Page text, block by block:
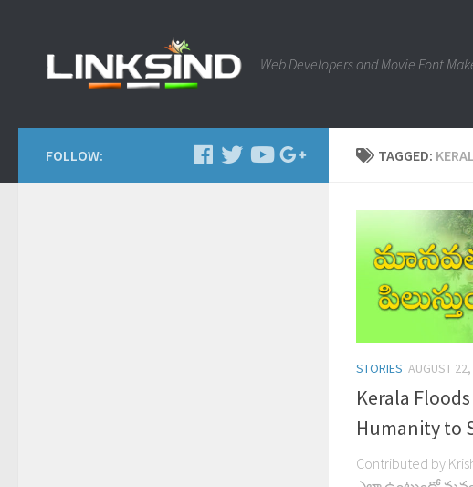
Web Developers and Movie Font
TAGGED:
STORIES AUGUST
Kerala
Humanity to
Contributed by
FOLLOW: